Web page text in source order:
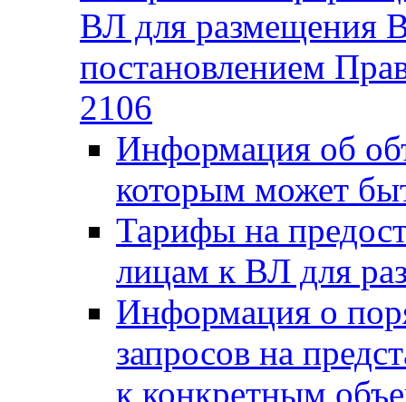
ВЛ для размещения
постановлением
2106
Информация об
которым может
Тарифы на
лицам к ВЛ для
Информация о
запросов на
к конкретным